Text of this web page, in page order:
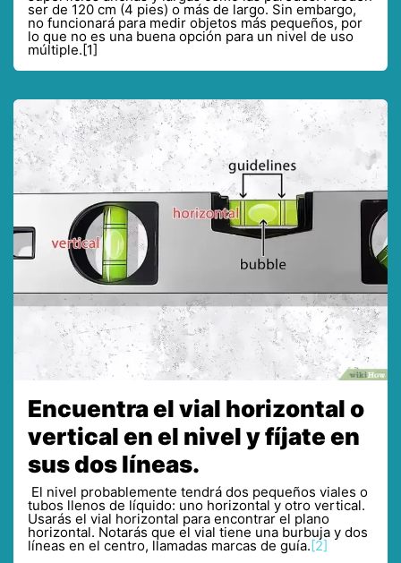
ser de 120 cm (4 pies) o más de largo. Sin embargo,
no funcionará para medir objetos más pequeños, por
lo que no es una buena opción para un nivel de uso
múltiple.[1]
Encuentra el vial horizontal o
vertical en el nivel y fíjate en
sus dos líneas.
El nivel probablemente tendrá dos pequeños viales o
tubos llenos de líquido: uno horizontal y otro vertical.
Usarás el vial horizontal para encontrar el plano
horizontal. Notarás que el vial tiene una burbuja y dos
líneas en el centro, llamadas marcas de guía.[2]